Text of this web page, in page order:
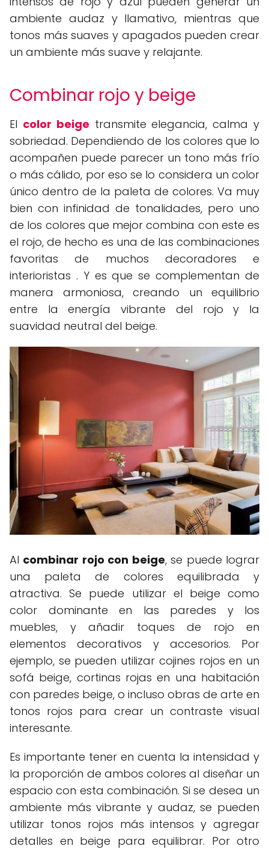
ambiente audaz y llamativo, mientras que
tonos más suaves y apagados pueden crear
un ambiente más suave y relajante.
Combinar rojo y beige
El color beige transmite elegancia, calma y
sobriedad. Dependiendo de los colores que lo
acompañen puede parecer un tono más frío
o más cálido, por eso se lo considera un color
único dentro de la paleta de colores. Va muy
bien con infinidad de tonalidades, pero uno
de los colores que mejor combina con este es
el rojo, de hecho es una de las combinaciones
favoritas de muchos decoradores e
interioristas . Y es que se complementan de
manera armoniosa, creando un equilibrio
entre la energía vibrante del rojo y la
suavidad neutral del beige.
Al combinar rojo con beige, se puede lograr
una paleta de colores equilibrada y
atractiva. Se puede utilizar el beige como
color dominante en las paredes y los
muebles, y añadir toques de rojo en
elementos decorativos y accesorios. Por
ejemplo, se pueden utilizar cojines rojos en un
sofá beige, cortinas rojas en una habitación
con paredes beige, o incluso obras de arte en
tonos rojos para crear un contraste visual
interesante.
Es importante tener en cuenta la intensidad y
la proporción de ambos colores al diseñar un
espacio con esta combinación. Si se desea un
ambiente más vibrante y audaz, se pueden
utilizar tonos rojos más intensos y agregar
detalles en beige para equilibrar. Por otro